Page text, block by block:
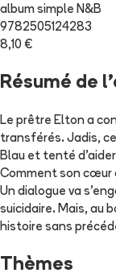
album simple N&B
9782505124283
8,10 €
Résumé de
Le prêtre Elton a
transférés. Jadis,
Blau et tenté
Comment son cœur
Un dialogue va
suicidaire. Mais, au
histoire sans
Thèmes